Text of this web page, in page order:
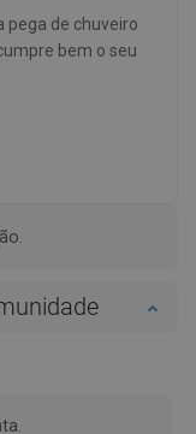
pega de chuveiro
bem o seu